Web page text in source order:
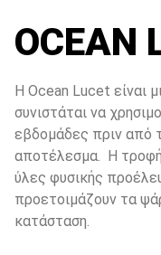
OCEAN
Η Ocean Lucet είναι
συνιστάται να
εβδομάδες πριν από
αποτέλεσμα.  Η
ύλες φυσικής
προετοιμάζουν τα
κατάσταση.